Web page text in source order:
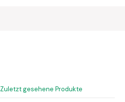
Zuletzt gesehene Produkte